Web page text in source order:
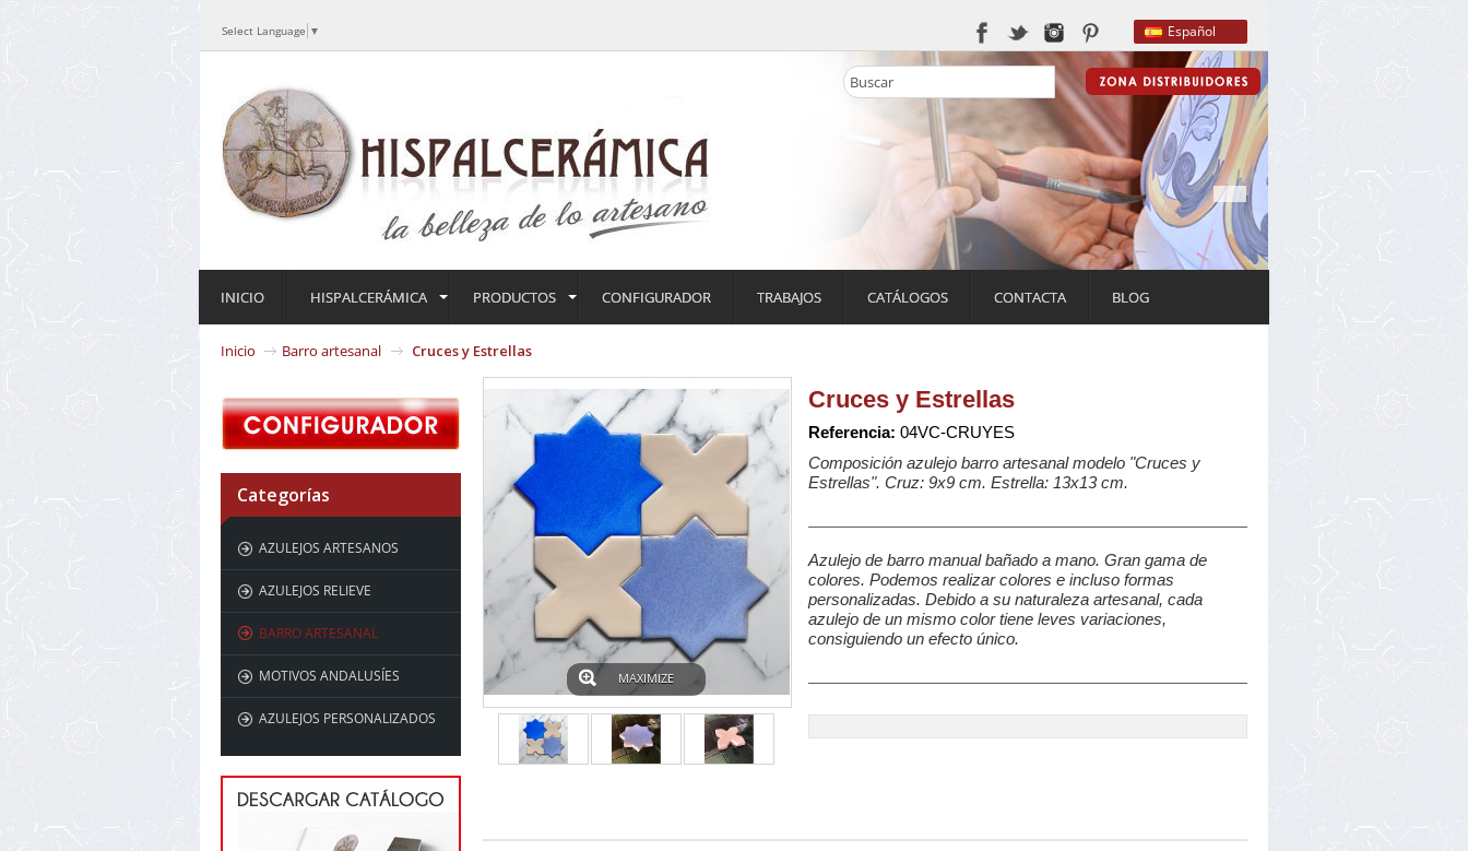
Español
Select Language ▼
INICIO HISPALCERÁMICA PRODUCTOS CONFIGURADOR TRABAJOS CATÁLOGOS CONTACTA BLOG
Inicio Barro artesanal Cruces y Estrellas
Categorías
AZULEJOS ARTESANOS
AZULEJOS RELIEVE
BARRO ARTESANAL
MOTIVOS ANDALUSÍES
AZULEJOS PERSONALIZADOS
MAXIMIZE
Cruces y Estrellas
Referencia: 04VC-CRUYES
Composición azulejo barro artesanal modelo "Cruces y
Estrellas". Cruz: 9x9 cm. Estrella: 13x13 cm.
Azulejo de barro manual bañado a mano. Gran gama de
colores. Podemos realizar colores e incluso formas
personalizadas. Debido a su naturaleza artesanal, cada
azulejo de un mismo color tiene leves variaciones,
consiguiendo un efecto único.